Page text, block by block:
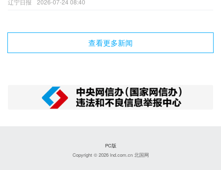
查看更多新闻
PC版
Copyright © 2026 lnd.com.cn 北国网